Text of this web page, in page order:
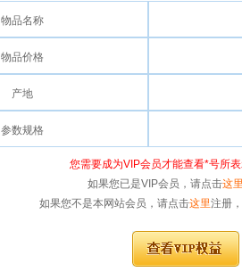
物品名称
物品价格
产地
参数规格
您需要成为VIP会员才能查看*号所
如果您已是VIP会员，请点击这
如果您不是本网站会员，请点击这里注册